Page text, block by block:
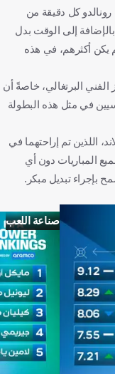
كل دقيقة من
البالغ عددها 270 دقيقة، بالإضافة إلى الوقت بدل
يكن أكثرهم، في هذه
الفني البرتغالي، خاصةً أن
في مثل هذه البطولة
اللذين تم إراحتهما في
جميع المباريات دون أي
بإجراء تبديل مبكر.
صناعة اللعب